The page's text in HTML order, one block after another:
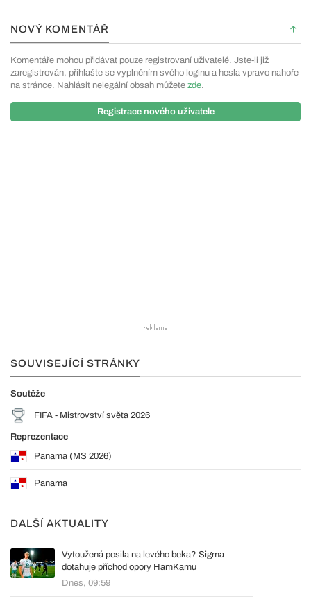
NOVÝ KOMENTÁŘ
Komentáře mohou přidávat pouze registrovaní uživatelé. Jste-li již
zaregistrován, přihlašte se vyplněním svého loginu a hesla vpravo nahoře
na stránce. Nahlásit nelegální obsah můžete zde.
Registrace nového uživatele
SOUVISEJÍCÍ STRÁNKY
Soutěže
FIFA - Mistrovství světa 2026
Reprezentace
Panama (MS 2026)
Panama
DALŠÍ AKTUALITY
Vytoužená posila na levého beka? Sigma
dotahuje příchod opory HamKamu
Dnes, 09:59